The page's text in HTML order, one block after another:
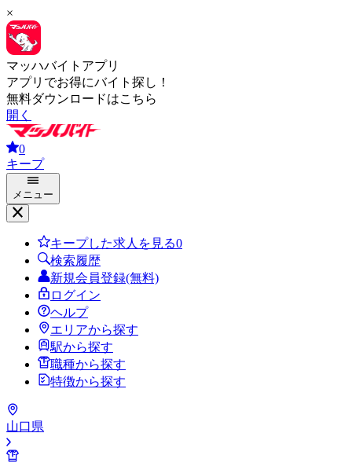
×
マッハバイトアプリ
アプリでお得にバイト探し！
無料ダウンロードはこちら
開く
0
キープ
メニュー
キープした求人を見る0
検索履歴
新規会員登録(無料)
ログイン
ヘルプ
エリアから探す
駅から探す
職種から探す
特徴から探す
山口県